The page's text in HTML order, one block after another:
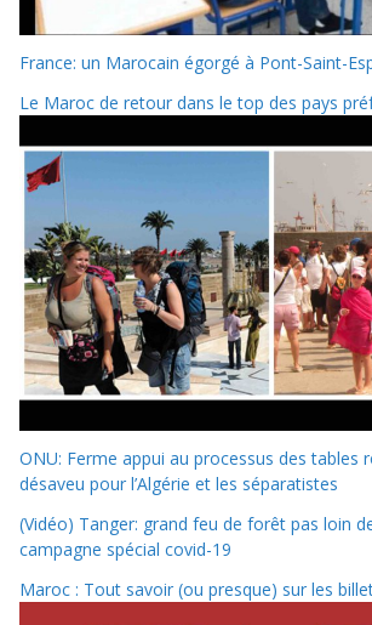
France: un Marocain égorgé à Pont-Saint-
Le Maroc de retour dans le top des pays
ONU: Ferme appui au processus des tables
désaveu pour l’Algérie et les séparatistes
(Vidéo) Tanger: grand feu de forêt pas loin
campagne spécial covid-19
Maroc : Tout savoir (ou presque) sur les